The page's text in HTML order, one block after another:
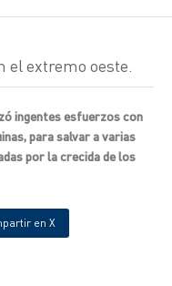
el extremo oeste.
ingentes esfuerzos con
para salvar a varias
por la crecida de los
en X